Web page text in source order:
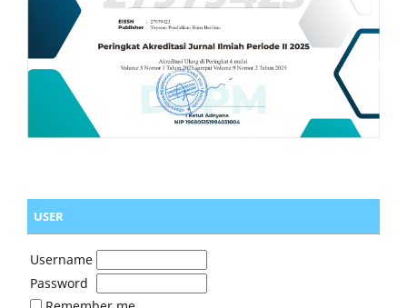
USER
Username
Password